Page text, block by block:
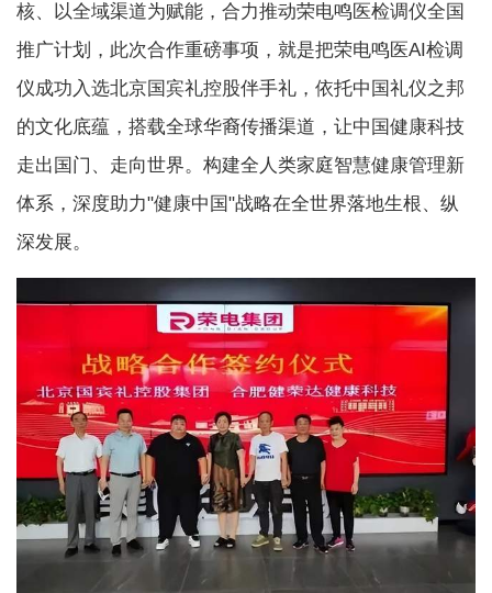
核、以全域渠道为赋能，合力推动荣电鸣医检调仪全国
推广计划，此次合作重磅事项，就是把荣电鸣医AI检调
仪成功入选北京国宾礼控股伴手礼，依托中国礼仪之邦
的文化底蕴，搭载全球华裔传播渠道，让中国健康科技
走出国门、走向世界。构建全人类家庭智慧健康管理新
体系，深度助力"健康中国"战略在全世界落地生根、纵
深发展。